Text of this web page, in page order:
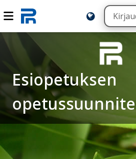
Esiopetuksen